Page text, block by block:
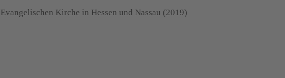
Kirche in Hessen und Nassau (2019)